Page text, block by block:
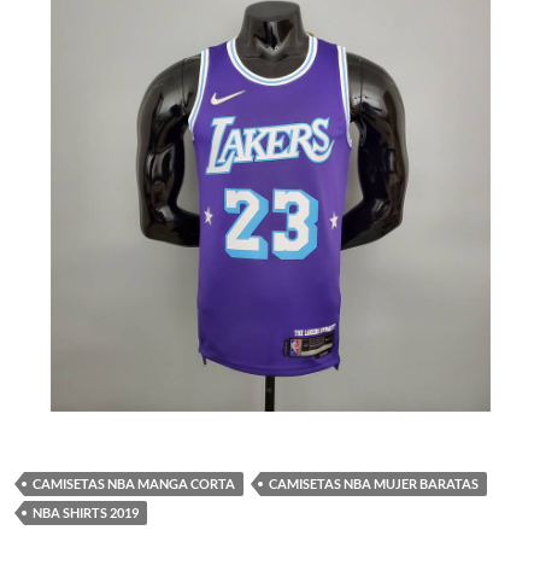
CAMISETAS NBA MANGA CORTA
CAMISETAS NBA MUJER BARATAS
NBA SHIRTS 2019